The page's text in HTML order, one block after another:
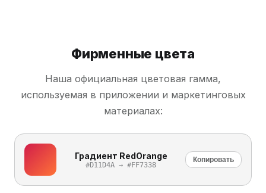
Фирменные цвета
Наша официальная цветовая гамма,
используемая в приложении и маркетинговых
материалах:
Градиент RedOrange
#D11D4A → #FF7338
Копировать